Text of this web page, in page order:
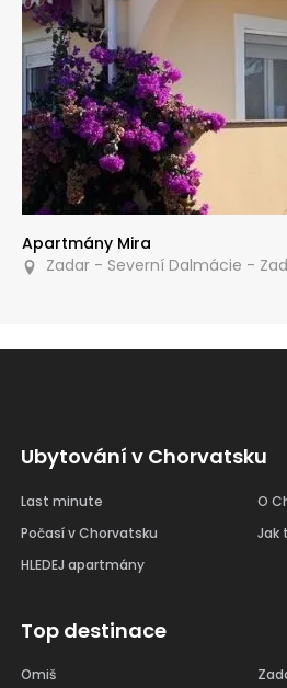
Apartmány Mira
Zadar - Severní Dalmácie -
Ubytování v Chorvatsku
Last minute
Počasí v Chorvatsku
HLEDEJ apartmány
O
Jak
Top destinace
Omiš